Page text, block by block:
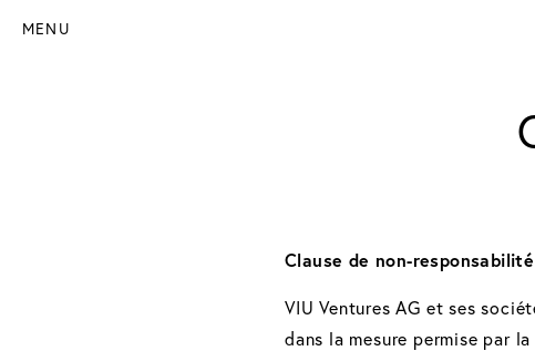
MENU
Clause de non-responsabilité
VIU Ventures AG et ses
dans la mesure permise par